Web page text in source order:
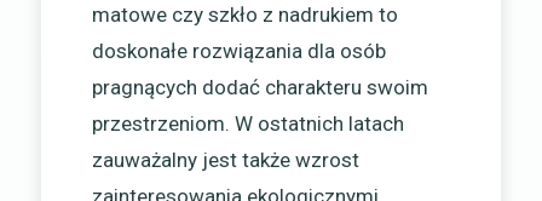
matowe czy szkło z nadrukiem to
doskonałe rozwiązania dla osób
pragnących dodać charakteru swoim
przestrzeniom. W ostatnich latach
zauważalny jest także wzrost
zainteresowania ekologicznymi